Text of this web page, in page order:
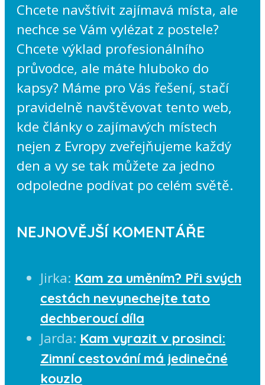
Chcete navštívit zajímavá místa, ale
nechce se Vám vylézat z postele?
Chcete výklad profesionálního
průvodce, ale máte hluboko do
kapsy? Máme pro Vás řešení, stačí
pravidelně navštěvovat tento web,
kde články o zajímavých místech
nejen z Evropy zveřejňujeme každý
den a vy se tak můžete za jedno
odpoledne podívat po celém světě.
NEJNOVĚJŠÍ KOMENTÁŘE
Jirka: Kam za uměním? Při svých
cestách nevynechejte tato
dechberoucí díla
Jarda: Kam vyrazit v prosinci:
Zimní cestování má jedinečné
kouzlo